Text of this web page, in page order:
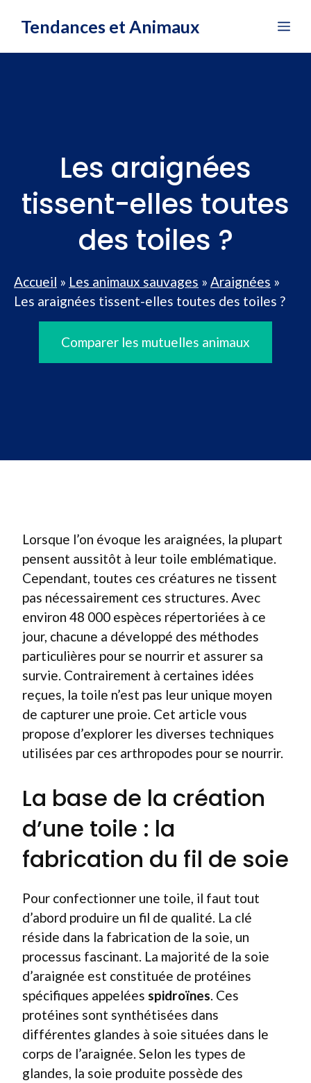
Tendances et Animaux
Les araignées
tissent-elles toutes
des toiles ?
Accueil » Les animaux sauvages » Araignées »
Les araignées tissent-elles toutes des toiles ?
Comparer les mutuelles animaux
Lorsque l’on évoque les araignées, la plupart
pensent aussitôt à leur toile emblématique.
Cependant, toutes ces créatures ne tissent
pas nécessairement ces structures. Avec
environ 48 000 espèces répertoriées à ce
jour, chacune a développé des méthodes
particulières pour se nourrir et assurer sa
survie. Contrairement à certaines idées
reçues, la toile n’est pas leur unique moyen
de capturer une proie. Cet article vous
propose d’explorer les diverses techniques
utilisées par ces arthropodes pour se nourrir.
La base de la création
d’une toile : la
fabrication du fil de soie
Pour confectionner une toile, il faut tout
d’abord produire un fil de qualité. La clé
réside dans la fabrication de la soie, un
processus fascinant. La majorité de la soie
d’araignée est constituée de protéines
spécifiques appelées spidroïnes . Ces
protéines sont synthétisées dans
différentes glandes à soie situées dans le
corps de l’araignée. Selon les types de
glandes, la soie produite possède des